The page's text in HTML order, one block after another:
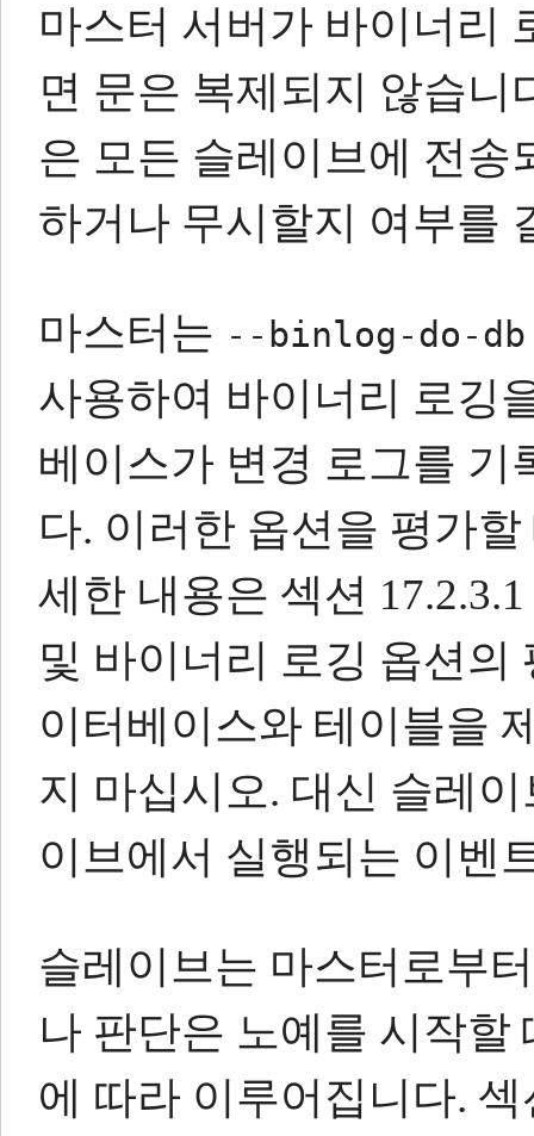
마스터 서버가 바이너리
면 문은 복제되지 않습니
은 모든 슬레이브에 전송
하거나 무시할지 여부를
마스터는 --binlog-do-db
사용하여 바이너리 로깅
베이스가 변경 로그를 기
다. 이러한 옵션을 평가
세한 내용은 섹션
및 바이너리 로깅 옵션의
이터베이스와 테이블을
지 마십시오. 대신 슬레
이브에서 실행되는 이벤
슬레이브는 마스터로부
나 판단은 노예를 시작
에 따라 이루어집니다. 섹